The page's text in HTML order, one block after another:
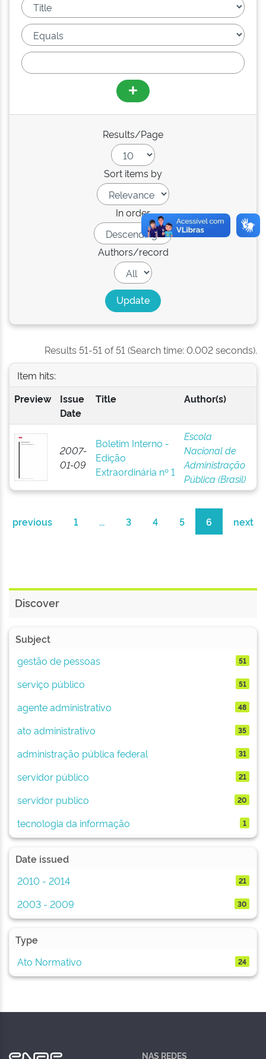
Results/Page
Sort items by
In order
Authors/record
Results 51-51 of 51 (Search time: 0.002 seconds).
Item hits:
Preview
Issue
Date
Title Author(s)
2007-
01-09
Boletim Interno -
Edição
Extraordinária nº 1
Escola
Nacional de
Administração
Pública (Brasil)
previous 1 ... 3 4 5 6 next
Discover
Subject
gestão de pessoas
51
serviço público 51
agente administrativo 48
ato administrativo 35
administração pública federal 31
servidor público 21
servidor publico 20
tecnologia da informação 1
Date issued
2010 - 2014
21
2003 - 2009 30
Type
Ato Normativo
24
NAS REDES